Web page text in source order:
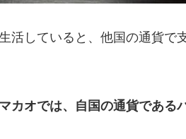
活していると、他国の通貨で
カオでは、自国の通貨である